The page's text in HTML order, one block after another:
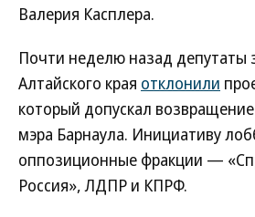
Валерия Касплера.
Почти неделю назад депутаты
Алтайского края отклонили
который допускал
мэра Барнаула. Инициативу
оппозиционные фракции —
Россия», ЛДПР и КПРФ.